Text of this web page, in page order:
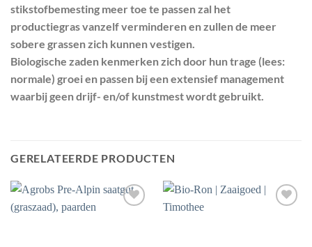
stikstofbemesting meer toe te passen zal het
productiegras vanzelf verminderen en zullen de meer
sobere grassen zich kunnen vestigen.
Biologische zaden kenmerken zich door hun trage (lees:
normale) groei en passen bij een extensief management
waarbij geen drijf- en/of kunstmest wordt gebruikt.
GERELATEERDE PRODUCTEN